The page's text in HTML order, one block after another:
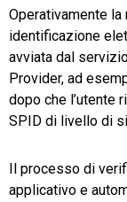
Operativamente
identificazione
avviata dal
Provider, ad
dopo che l’utente
SPID di livello di
Il processo di
applicativo e